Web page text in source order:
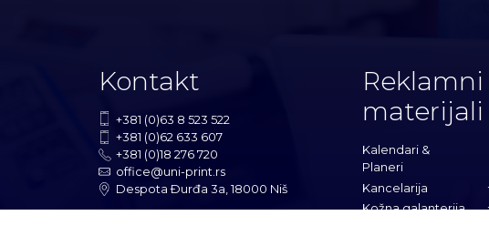
Kontakt
+381 (0)63 8 523 522
+381 (0)62 633 607
+381 (0)18 276 720
office@uni-print.rs
Despota Ðurđa 3a, 18000 Niš
Reklamni
materijali
Kalendari &
Planeri
Kancelarija
Kožna galanterija